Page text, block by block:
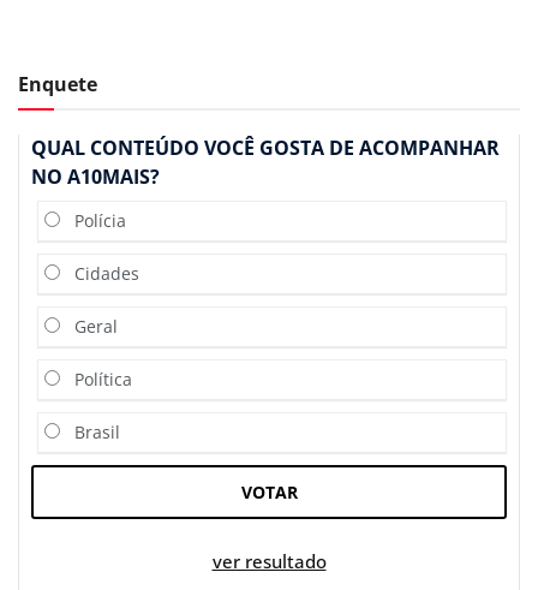
Enquete
QUAL CONTEÚDO VOCÊ GOSTA DE ACOMPANHAR
NO A10MAIS?
Polícia
Cidades
Geral
Política
Brasil
VOTAR
ver resultado